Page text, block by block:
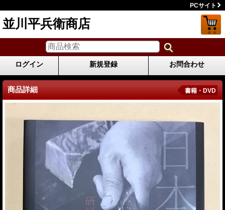
PCサイト
並川平兵衛商店
ログイン 新規登録 お問合わせ
商品詳細 書籍・DVD